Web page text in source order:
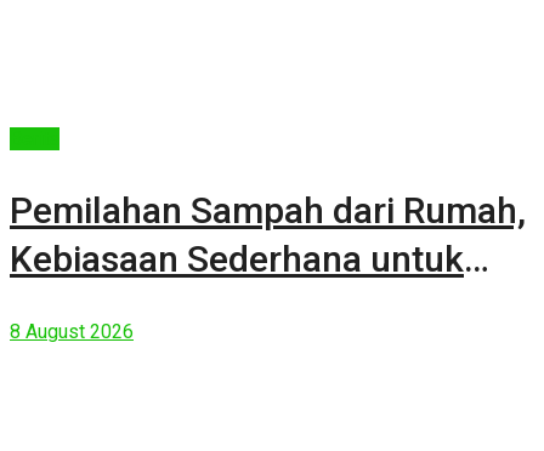
Pemilahan Sampah dari Rumah,
Kebiasaan Sederhana untuk
8 August 2026